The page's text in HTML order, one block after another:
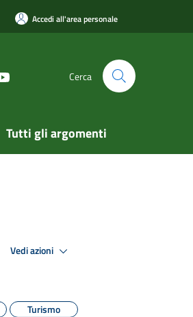
Accedi all'area personale
Cerca
Tutti gli argomenti
Vedi azioni
Turismo